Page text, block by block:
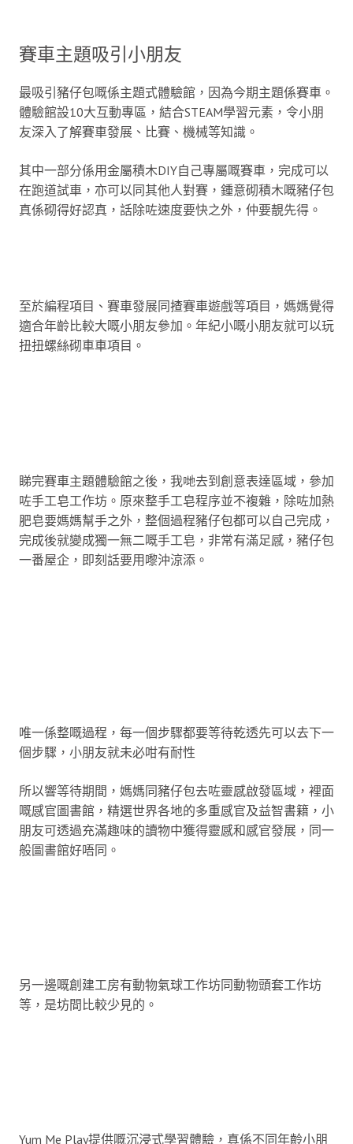
賽車主題吸引小朋友
最吸引豬仔包嘅係主題式體驗館，因為今期主題係賽車。
體驗館設10大互動專區，結合STEAM學習元素，令小朋
友深入了解賽車發展、比賽、機械等知識。
其中一部分係用金屬積木DIY自己專屬嘅賽車，完成可以
在跑道試車，亦可以同其他人對賽，鍾意砌積木嘅豬仔包
真係砌得好認真，話除咗速度要快之外，仲要靚先得。
至於編程項目、賽車發展同揸賽車遊戲等項目，媽媽覺得
適合年齡比較大嘅小朋友參加。年紀小嘅小朋友就可以玩
扭扭螺絲砌車車項目。
睇完賽車主題體驗館之後，我哋去到創意表達區域，參加
咗手工皂工作坊。原來整手工皂程序並不複雜，除咗加熱
肥皂要媽媽幫手之外，整個過程豬仔包都可以自己完成，
完成後就變成獨一無二嘅手工皂，非常有滿足感，豬仔包
一番屋企，即刻話要用嚟沖涼添。
唯一係整嘅過程，每一個步驟都要等待乾透先可以去下一
個步驟，小朋友就未必咁有耐性
所以響等待期間，媽媽同豬仔包去咗靈感啟發區域，裡面
嘅感官圖書館，精選世界各地的多重感官及益智書籍，小
朋友可透過充滿趣味的讀物中獲得靈感和感官發展，同一
般圖書館好唔同。
另一邊嘅創建工房有動物氣球工作坊同動物頭套工作坊
等，是坊間比較少見的。
Yum Me Play提供嘅沉浸式學習體驗，真係不同年齡小朋